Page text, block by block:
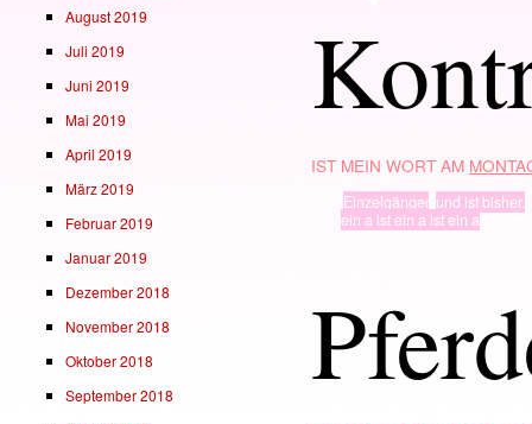
IST MEIN WORT AM
Einzelgänger, und ist bisher.
ein a ist ein a ist ein a
August 2019
Juli 2019
Juni 2019
Mai 2019
April 2019
März 2019
Februar 2019
Januar 2019
Dezember 2018
November 2018
Oktober 2018
September 2018